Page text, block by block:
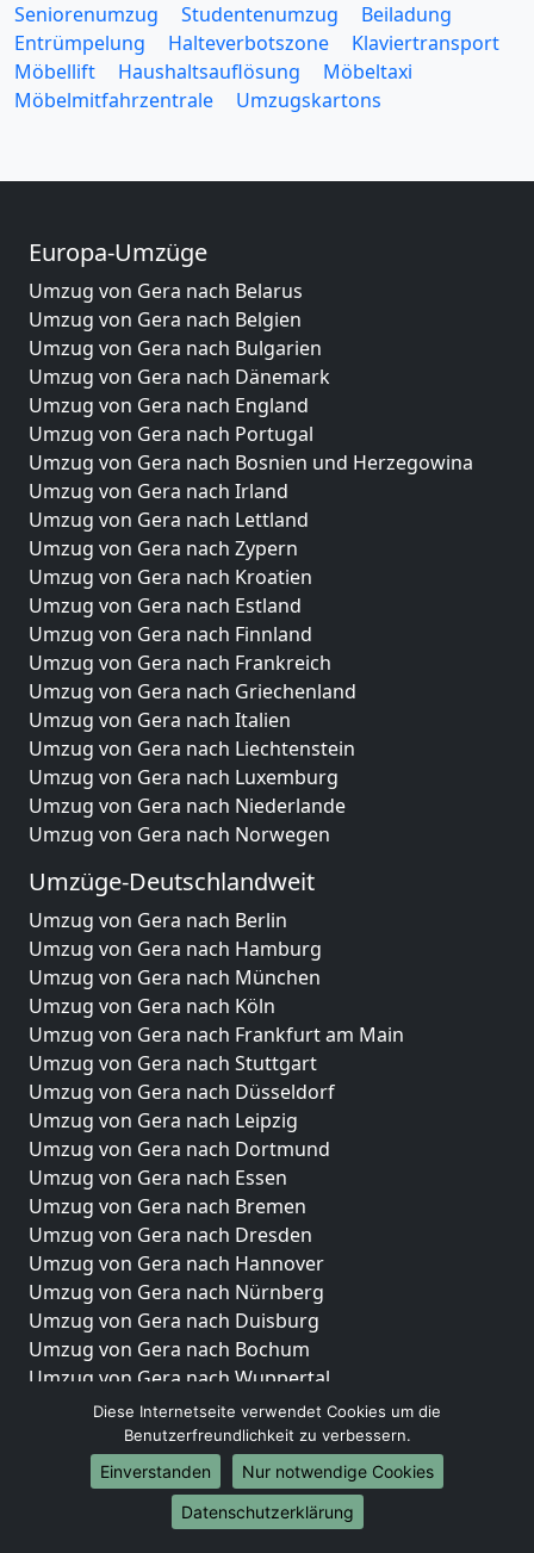
Seniorenumzug
Studentenumzug
Beiladung
Entrümpelung
Halteverbotszone
Klaviertransport
Möbellift
Haushaltsauflösung
Möbeltaxi
Möbelmitfahrzentrale
Umzugskartons
Europa-Umzüge
Umzug von Gera nach Belarus
Umzug von Gera nach Belgien
Umzug von Gera nach Bulgarien
Umzug von Gera nach Dänemark
Umzug von Gera nach England
Umzug von Gera nach Portugal
Umzug von Gera nach Bosnien und Herzegowina
Umzug von Gera nach Irland
Umzug von Gera nach Lettland
Umzug von Gera nach Zypern
Umzug von Gera nach Kroatien
Umzug von Gera nach Estland
Umzug von Gera nach Finnland
Umzug von Gera nach Frankreich
Umzug von Gera nach Griechenland
Umzug von Gera nach Italien
Umzug von Gera nach Liechtenstein
Umzug von Gera nach Luxemburg
Umzug von Gera nach Niederlande
Umzug von Gera nach Norwegen
Umzüge-Deutschlandweit
Umzug von Gera nach Berlin
Umzug von Gera nach Hamburg
Umzug von Gera nach München
Umzug von Gera nach Köln
Umzug von Gera nach Frankfurt am Main
Umzug von Gera nach Stuttgart
Umzug von Gera nach Düsseldorf
Umzug von Gera nach Leipzig
Umzug von Gera nach Dortmund
Umzug von Gera nach Essen
Umzug von Gera nach Bremen
Umzug von Gera nach Dresden
Umzug von Gera nach Hannover
Umzug von Gera nach Nürnberg
Umzug von Gera nach Duisburg
Umzug von Gera nach Bochum
Umzug von Gera nach Wuppertal
Umzug von Gera nach Bielefeld
Umzug von Gera nach Bonn
Umzug von Gera nach Münster
Internationale-Umzüge
Diese Internetseite verwendet Cookies um die
Benutzerfreundlichkeit zu verbessern.
Einverstanden
Nur notwendige Cookies
Datenschutzerklärung